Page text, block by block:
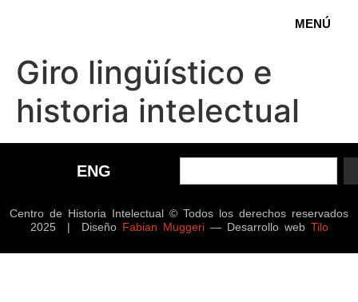
MENÚ
Giro lingüístico e
historia intelectual
ENG
Centro de Historia Intelectual © Todos los derechos reservados
2025 | Diseño Fabian Muggeri— Desarrollo web Tilo